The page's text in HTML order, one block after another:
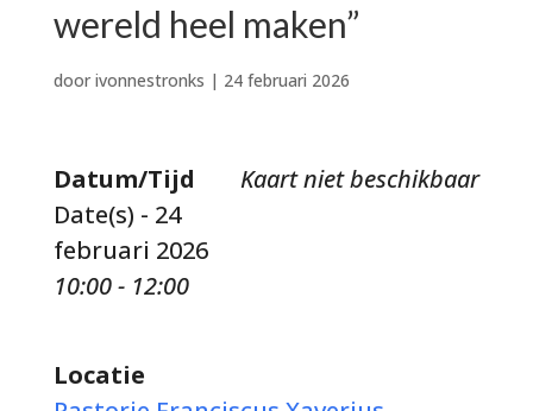
wereld heel maken”
door ivonnestronks | 24 februari 2026
Kaart niet beschikbaar
Datum/Tijd
Date(s) - 24
februari 2026
10:00 - 12:00
Locatie